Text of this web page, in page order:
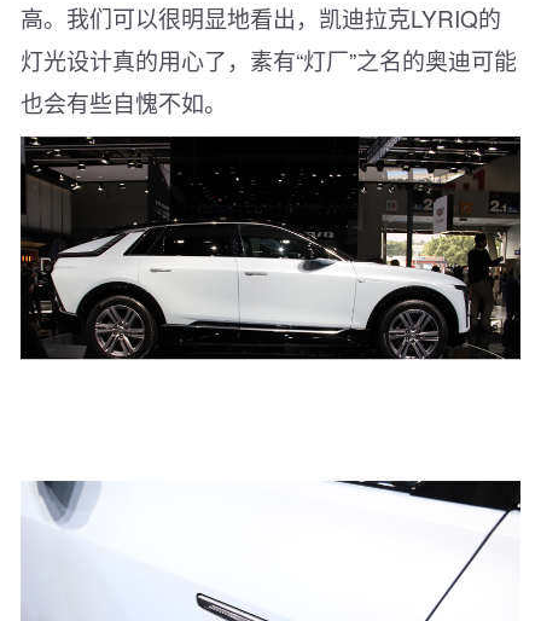
高。我们可以很明显地看出，凯迪拉克LYRIQ的
灯光设计真的用心了，素有“灯厂”之名的奥迪可能
也会有些自愧不如。